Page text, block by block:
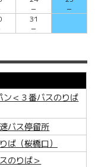
－
－
31
－
ン＜３番バスのりば
バス停留所
ば（桜橋口）
のりば＞